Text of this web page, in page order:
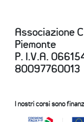
Associazione
Piemonte
P. I.V.A.
80097760013
I nostri corsi sono